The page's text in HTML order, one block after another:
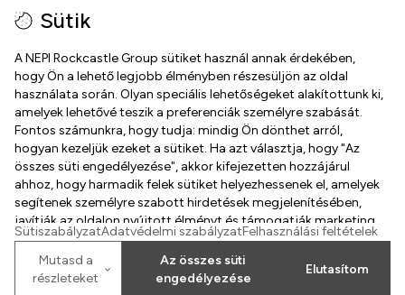
Sütik
A NEPI Rockcastle Group sütiket használ annak érdekében,
hogy Ön a lehető legjobb élményben részesüljön az oldal
használata során. Olyan speciális lehetőségeket alakítottunk ki,
amelyek lehetővé teszik a preferenciák személyre szabását.
Fontos számunkra, hogy tudja: mindig Ön dönthet arról,
hogyan kezeljük ezeket a sütiket. Ha azt választja, hogy "Az
összes süti engedélyezése", akkor kifejezetten hozzájárul
ahhoz, hogy harmadik felek sütiket helyezhessenek el, amelyek
segítenek személyre szabott hirdetések megjelenítésében,
javítják az oldalon nyújtott élményt és támogatják marketing
tevékenységeinket. Ha módosítani szeretné a beállításait, ezt
a "Mutasd a részleteket" lehetőségre kattintva teheti meg.
SütiszabályzatAdatvédelmi szabályzatFelhasználási feltételek
Mutasd a
részleteket
Az összes süti
engedélyezése
Elutasítom
Töltsd le a SPOT alkalmazást, és lépj be egy
ajándékokkal és meglepetésekkel teli világba!
JOGI NYILATKOZATOK
Felhasználási feltételek
Adatkezelési tájékoztató
Sütiszabályzat
Dokumentumok
RÓLUNK
Ajándékutalvány
Állásajánlat
Térkép
2026©Property of NEPI Rockcastle